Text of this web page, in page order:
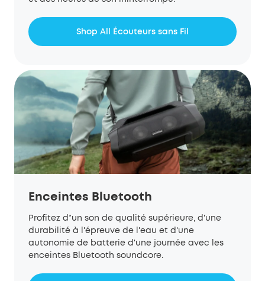
Shop All Écouteurs sans Fil
Enceintes Bluetooth
Profitez d’un son de qualité supérieure, d'une
durabilité à l'épreuve de l'eau et d'une
autonomie de batterie d'une journée avec les
enceintes Bluetooth soundcore.